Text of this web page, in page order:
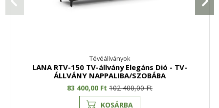
Tévéállványok
LANA RTV-150 TV-állvány Elegáns Dió - TV-
ÁLLVÁNY NAPPALIBA/SZOBÁBA
83 400,00 Ft 102 400,00 Ft
KOSÁRBA